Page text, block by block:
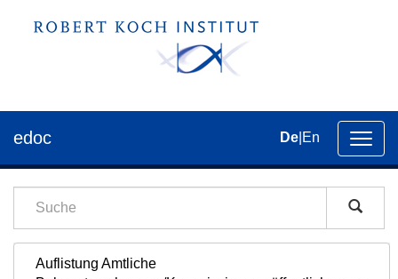
der
edoc De En
Auflistung Amtliche